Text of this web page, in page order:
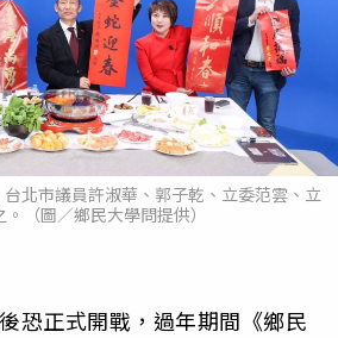
北市議員許淑華、郭子乾、立委范雲、立
。（圖／鄉民大學問提供）
恐正式開戰，過年期間《鄉民